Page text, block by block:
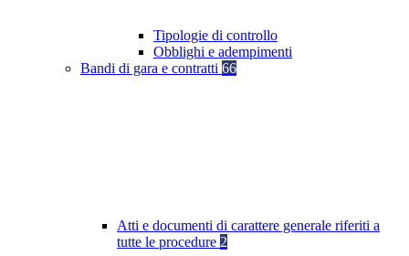
Tipologie di controllo
Obblighi e adempimenti
Bandi di gara e contratti 66
Atti e documenti di carattere generale riferiti a
tutte le procedure 2